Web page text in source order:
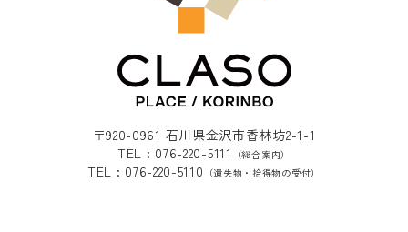
〒920-0961 石川県金沢市香林坊2-1-1
TEL : 076-220-5111
（総合案内）
TEL : 076-220-5110 （遺失物・拾得物の受付）